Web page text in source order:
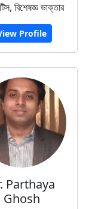
বিশেষজ্ঞ ডাক্তার
Profile
Parthaya
Ghosh